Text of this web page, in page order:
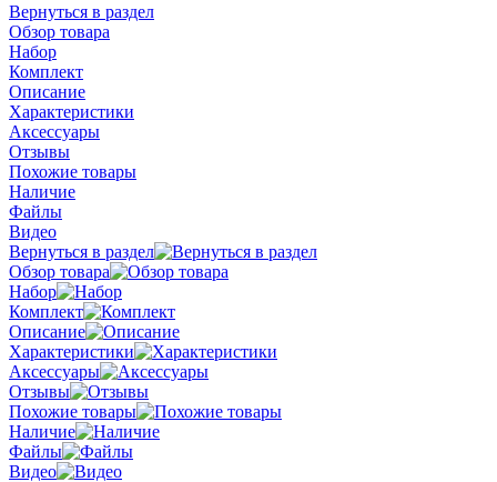
Вернуться в раздел
Обзор товара
Набор
Комплект
Описание
Характеристики
Аксессуары
Отзывы
Похожие товары
Наличие
Файлы
Видео
Вернуться в раздел
Обзор товара
Набор
Комплект
Описание
Характеристики
Аксессуары
Отзывы
Похожие товары
Наличие
Файлы
Видео